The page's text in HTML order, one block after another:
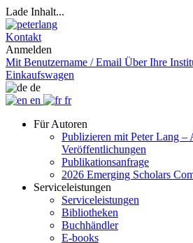
Lade Inhalt...
Kontakt
Anmelden
Mit Benutzername / Email Über Ihre
Einkaufswagen
de
en
fr
Für Autoren
Publizieren mit Peter Lang –
Veröffentlichungen
Publikationsanfrage
2026 Emerging Scholars
Serviceleistungen
Serviceleistungen
Bibliotheken
Buchhändler
E-books